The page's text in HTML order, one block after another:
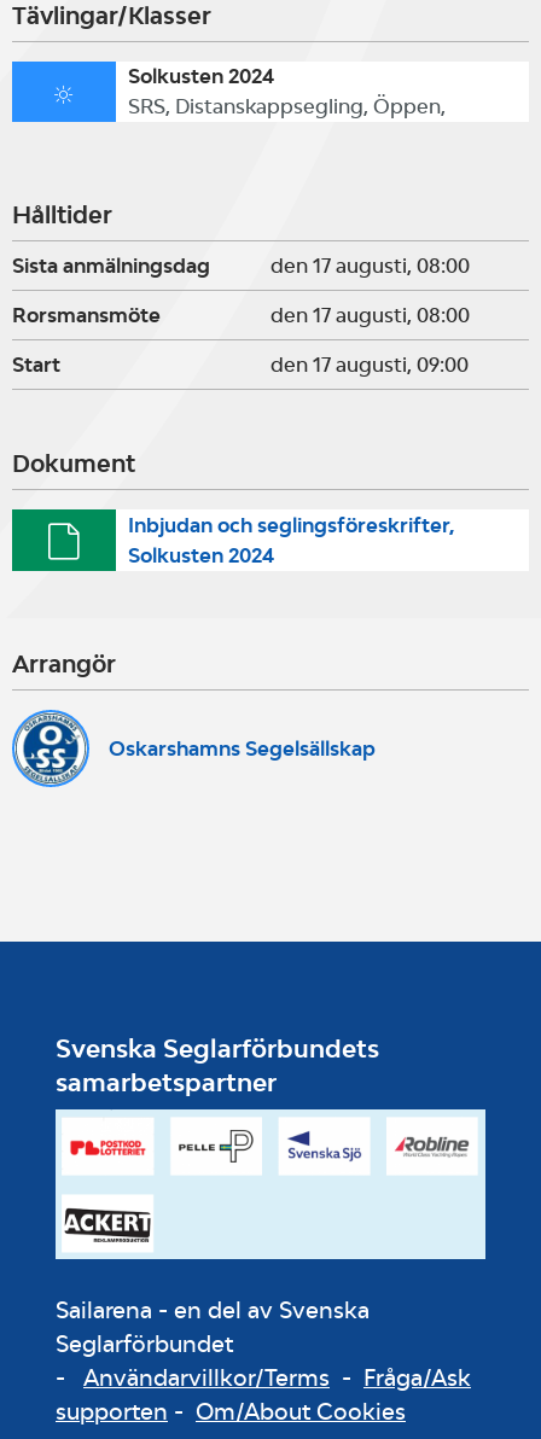
Tävlingar/Klasser
Solkusten 2024
SRS, Distanskappsegling, Öppen,
Hålltider
Sista anmälningsdag den 17 augusti, 08:00
Rorsmansmöte den 17 augusti, 08:00
Start den 17 augusti, 09:00
Dokument
Inbjudan och seglingsföreskrifter,
Solkusten 2024
Arrangör
Oskarshamns Segelsällskap
Svenska Seglarförbundets
samarbetspartner
Sailarena - en del av Svenska
Seglarförbundet
- Användarvillkor/Terms - Fråga/Ask
supporten - Om/About Cookies